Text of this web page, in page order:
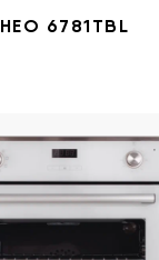
HEO 6781TBL